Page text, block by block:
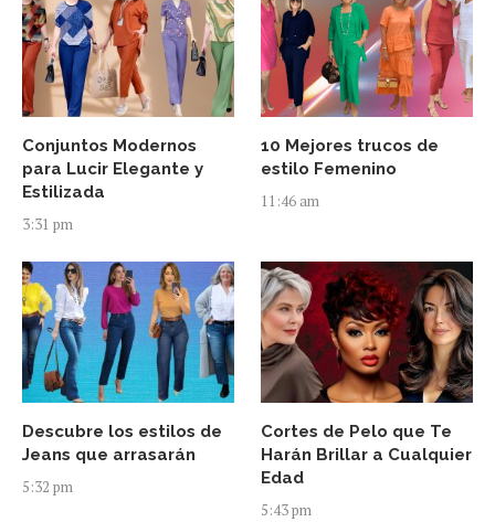
Conjuntos Modernos
para Lucir Elegante y
Estilizada
3:31 pm
10 Mejores trucos de
estilo Femenino
11:46 am
Descubre los estilos de
Jeans que arrasarán
5:32 pm
Cortes de Pelo que Te
Harán Brillar a Cualquier
Edad
5:43 pm